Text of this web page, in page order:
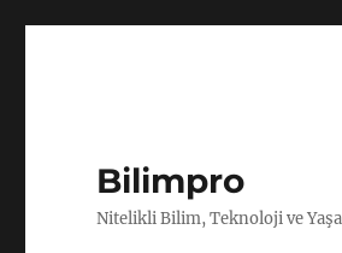
Bilimpro
Nitelikli Bilim, Teknoloji ve